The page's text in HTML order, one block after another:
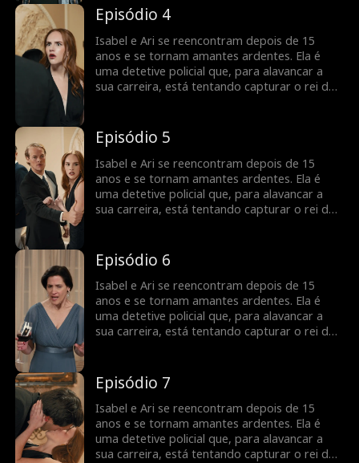
ficando mais séria, será que Isabel vai
perceber que o seu amante é o criminoso que
ela anda perseguindo?
Episódio 4
Isabel e Ari se reencontram depois de 15
anos e se tornam amantes ardentes. Ela é
uma detetive policial que, para alavancar a
sua carreira, está tentando capturar o rei dos
ficando mais séria, será que Isabel vai
perceber que o seu amante é o criminoso que
ela anda perseguindo?
Episódio 5
Isabel e Ari se reencontram depois de 15
anos e se tornam amantes ardentes. Ela é
uma detetive policial que, para alavancar a
sua carreira, está tentando capturar o rei dos
ficando mais séria, será que Isabel vai
perceber que o seu amante é o criminoso que
ela anda perseguindo?
Episódio 6
Isabel e Ari se reencontram depois de 15
anos e se tornam amantes ardentes. Ela é
uma detetive policial que, para alavancar a
sua carreira, está tentando capturar o rei dos
ficando mais séria, será que Isabel vai
perceber que o seu amante é o criminoso que
ela anda perseguindo?
Episódio 7
Isabel e Ari se reencontram depois de 15
anos e se tornam amantes ardentes. Ela é
uma detetive policial que, para alavancar a
sua carreira, está tentando capturar o rei dos